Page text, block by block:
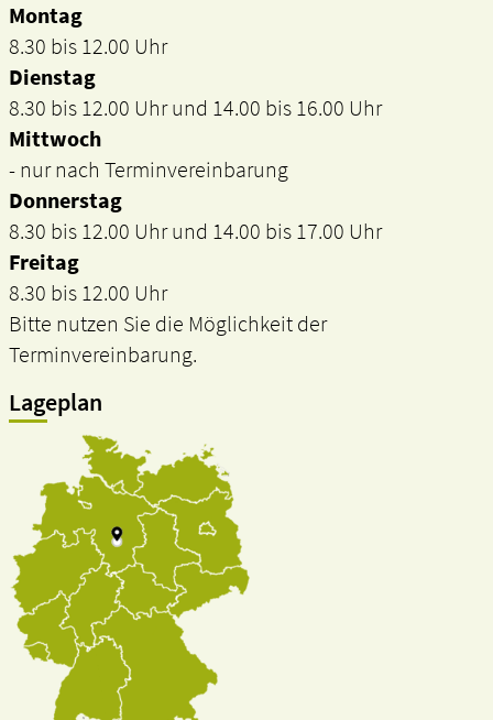
Montag
8.30 bis 12.00 Uhr
Dienstag
8.30 bis 12.00 Uhr und 14.00 bis 16.00 Uhr
Mittwoch
- nur nach Terminvereinbarung
Donnerstag
8.30 bis 12.00 Uhr und 14.00 bis 17.00 Uhr
Freitag
8.30 bis 12.00 Uhr
Bitte nutzen Sie die Möglichkeit der
Terminvereinbarung.
Lageplan